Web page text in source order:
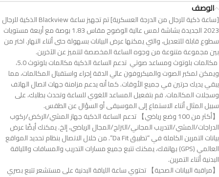
الوصف
[ساعة ذكية للرجال من الدرجة العسكرية] تم تجهيز ساعة Blackview الذكية للرجال
2023 الجديدة بشاشة لمس عالية الوضوح مقاس 1.83 بوصة مع أربعة مستويات
سطوع قابلة للتعديل، والتي يمكنها عرض البيانات بسهولة حتى أثناء النهار. اختر من
بين مجموعة متنوعة من وجوه الساعة المخصصة لتتميز عن الآخرين.
مكالمات بلوتوث ومساعد صوتي تدعم الساعة الذكية مكالمات بلوتوث 5.0،
ويمكن لمكبر الصوت والميكروفون عالي الدقة إجراء واستقبال المكالمات، مما
يبقي يديك حرتين في جميع الأوقات. كما أنه يدعم مزامنة جهات اتصال الهاتف
وسجلات المكالمات. قم بتفعيل المساعد اللغوي للساعة وتحدث بطلبك، على
سبيل المثال أثناء الاستماع إلى الموسيقى أو السؤال عن الطقس.
【أكثر من 100 وضع رياضي】 تدعم الساعة الذكية جهاز المشي/الركض/ركوب
الدراجات/المشي/التدريب المجاني/التزلج/المجال الرياضي، إلخ. يمكنك أيضًا عرض
بيانات التمرين الكاملة في “تطبيق Da Fit”. من خلال الاتصال بنظام تحديد المواقع
العالمي (GPS) بهاتفك، يمكنك تتبع جميع مسارات التدريب والمسافات واللياقة
البدنية أثناء التمرين.
【مراقبة البيانات الصحية】 تحتوي ساعة اللياقة البدنية على مستشعر تتبع بصري